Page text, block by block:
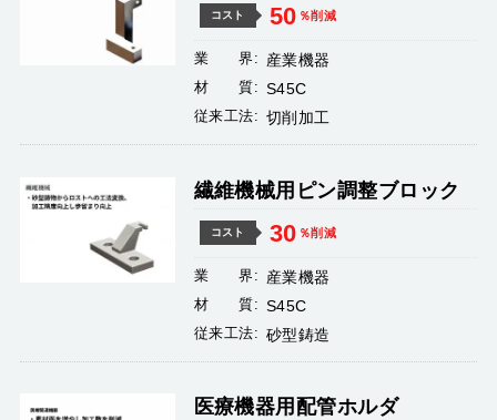
コスト 50 ％削減
業 界: 産業機器
材 質: S45C
従来工法: 切削加工
繊維機械用ピン調整ブロック
コスト 30 ％削減
業 界: 産業機器
材 質: S45C
従来工法: 砂型鋳造
医療機器用配管ホルダ